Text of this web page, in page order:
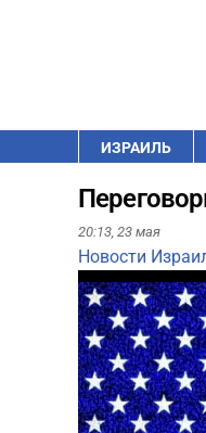
ИЗРАИЛЬ
20:13, 23 мая
Новости